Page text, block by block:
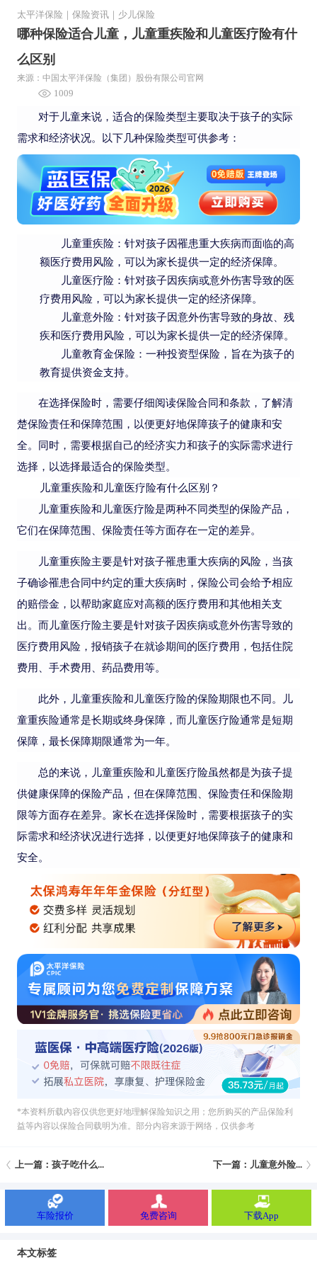
太平洋保险 保险资讯 少儿保险
哪种保险适合儿童，儿童重疾险和儿童医疗险有什
么区别
来源：中国太平洋保险（集团）股份有限公司官网
1009
对于儿童来说，适合的保险类型主要取决于孩子的实际
需求和经济状况。以下几种保险类型可供参考：
儿童重疾险：针对孩子因罹患重大疾病而面临的高
额医疗费用风险，可以为家长提供一定的经济保障。
儿童医疗险：针对孩子因疾病或意外伤害导致的医
疗费用风险，可以为家长提供一定的经济保障。
儿童意外险：针对孩子因意外伤害导致的身故、残
疾和医疗费用风险，可以为家长提供一定的经济保障。
儿童教育金保险：一种投资型保险，旨在为孩子的
教育提供资金支持。
在选择保险时，需要仔细阅读保险合同和条款，了解清
楚保险责任和保障范围，以便更好地保障孩子的健康和安
全。同时，需要根据自己的经济实力和孩子的实际需求进行
选择，以选择最适合的保险类型。
儿童重疾险和儿童医疗险有什么区别？
儿童重疾险和儿童医疗险是两种不同类型的保险产品，
它们在保障范围、保险责任等方面存在一定的差异。
儿童重疾险主要是针对孩子罹患重大疾病的风险，当孩
子确诊罹患合同中约定的重大疾病时，保险公司会给予相应
的赔偿金，以帮助家庭应对高额的医疗费用和其他相关支
出。而儿童医疗险主要是针对孩子因疾病或意外伤害导致的
医疗费用风险，报销孩子在就诊期间的医疗费用，包括住院
费用、手术费用、药品费用等。
此外，儿童重疾险和儿童医疗险的保险期限也不同。儿
童重疾险通常是长期或终身保障，而儿童医疗险通常是短期
保障，最长保障期限通常为一年。
总的来说，儿童重疾险和儿童医疗险虽然都是为孩子提
供健康保障的保险产品，但在保障范围、保险责任和保险期
限等方面存在差异。家长在选择保险时，需要根据孩子的实
际需求和经济状况进行选择，以便更好地保障孩子的健康和
安全。
*本资料所载內容仅供您更好地理解保险知识之用；您所购买的产品保险利
益等内容以保险合同载明为准。部分内容来源于网络，仅供参考
上一篇：孩子吃什么... 下一篇：儿童意外险...
车险报价 免费咨询 下载App
本文标签